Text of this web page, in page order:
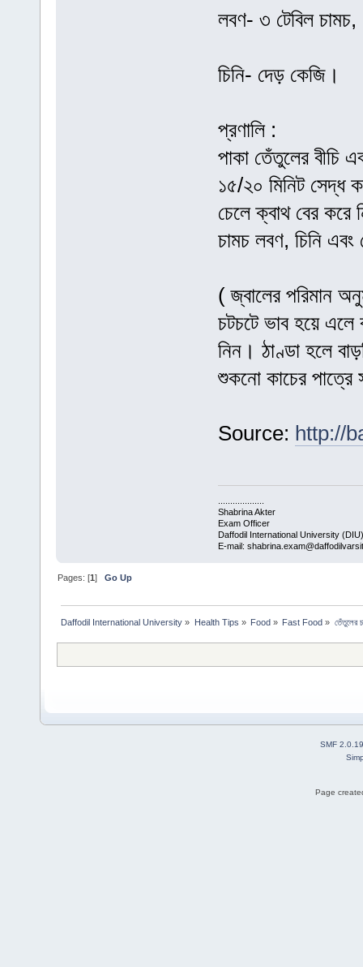
লবণ- ৩ টেবিল চামচ,
চিনি- দেড় কেজি।
প্রণালি :
পাকা তেঁতুলের বীচি
১৫/২০ মিনিট সেদ্ধ
চেলে ক্বাথ বের করে
চামচ লবণ, চিনি
( জ্বালের পরিমান
চটচটে ভাব হয়ে এলে
নিন। ঠাণ্ডা হলে
শুকনো কাচের
Source: http://
Shabrina Akter
Exam Officer
Daffodil International University (DIU)
E-mail:
Pages: [1]Go Up
Daffodil International University » Health Tips » Food» Fast Food » তেঁতুলের
SMF 2.0.19
Page